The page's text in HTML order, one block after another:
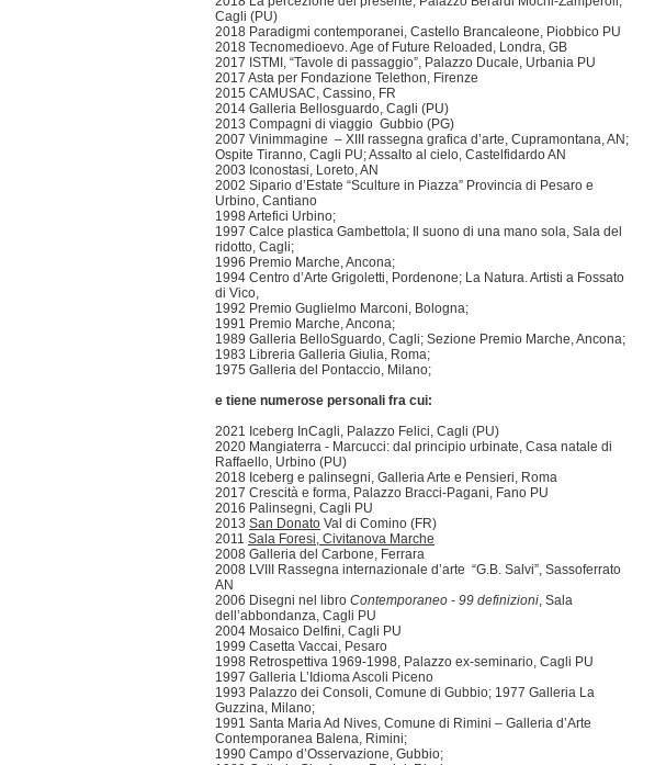
Cagli (PU)
2018 Paradigmi contemporanei, Castello Brancaleone, Piobbico PU
2018 Tecnomedioevo. Age of Future Reloaded, Londra, GB
2017 ISTMI, “Tavole di passaggio”, Palazzo Ducale, Urbania PU
2017 Asta per Fondazione Telethon, Firenze
2015 CAMUSAC, Cassino, FR
2014 Galleria Bellosguardo, Cagli (PU)
2013 Compagni di viaggio Gubbio (PG)
2007 Vinimmagine – XIII rassegna grafica d’arte, Cupramontana, AN;
Ospite Tiranno, Cagli PU; Assalto al cielo, Castelfidardo AN
2003 Iconostasi, Loreto, AN
2002 Sipario d’Estate “Sculture in Piazza” Provincia di Pesaro e
Urbino, Cantiano
1998 Artefici Urbino;
1997 Calce plastica Gambettola; Il suono di una mano sola, Sala del
ridotto, Cagli;
1996 Premio Marche, Ancona;
1994 Centro d’Arte Grigoletti, Pordenone; La Natura. Artisti a Fossato
di Vico,
1992 Premio Guglielmo Marconi, Bologna;
1991 Premio Marche, Ancona;
1989 Galleria BelloSguardo, Cagli; Sezione Premio Marche, Ancona;
1983 Libreria Galleria Giulia, Roma;
1975 Galleria del Pontaccio, Milano;
e tiene numerose personali fra cui:
2021 Iceberg InCagli, Palazzo Felici, Cagli (PU)
2020 Mangiaterra - Marcucci: dal principio urbinate, Casa natale di
Raffaello, Urbino (PU)
2018 Iceberg e palinsegni, Galleria Arte e Pensieri, Roma
2017 Crescità e forma, Palazzo Bracci-Pagani, Fano PU
2016 Palinsegni, Cagli PU
2013 San Donato Val di Comino (FR)
2011 Sala Foresi, Civitanova Marche
2008 Galleria del Carbone, Ferrara
2008 LVIII Rassegna internazionale d’arte “G.B. Salvi”, Sassoferrato
AN
2006 Disegni nel libro Contemporaneo - 99 definizioni, Sala
dell’abbondanza, Cagli PU
2004 Mosaico Delfini, Cagli PU
1999 Casetta Vaccai, Pesaro
1998 Retrospettiva 1969-1998, Palazzo ex-seminario, Cagli PU
1997 Galleria L’Idioma Ascoli Piceno
1993 Palazzo dei Consoli, Comune di Gubbio; 1977 Galleria La
Guzzina, Milano;
1991 Santa Maria Ad Nives, Comune di Rimini – Galleria d’Arte
Contemporanea Balena, Rimini;
1990 Campo d’Osservazione, Gubbio;